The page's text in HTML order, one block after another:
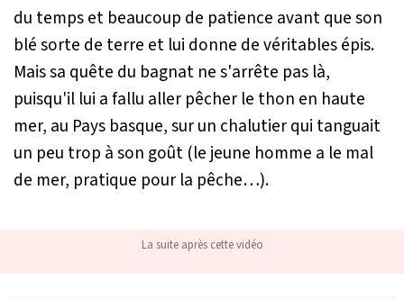
du temps et beaucoup de patience avant que son
blé sorte de terre et lui donne de véritables épis.
Mais sa quête du bagnat ne s'arrête pas là,
puisqu'il lui a fallu aller pêcher le thon en haute
mer, au Pays basque, sur un chalutier qui tanguait
un peu trop à son goût (le jeune homme a le mal
de mer, pratique pour la pêche…).
La suite après cette vidéo